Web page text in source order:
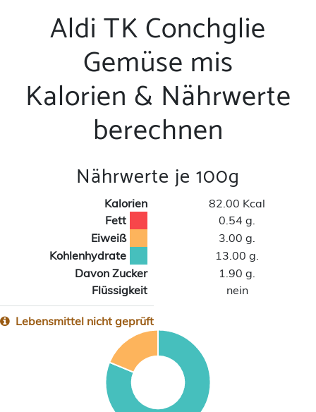
Aldi TK Conchglie
Gemüse mis
Kalorien & Nährwerte
berechnen
Nährwerte je 100g
Kalorien
82.00 Kcal
Fett
0.54 g.
Eiweiß
3.00 g.
Kohlenhydrate
13.00 g.
Davon Zucker
1.90 g.
Flüssigkeit
nein
Lebensmittel nicht geprüft